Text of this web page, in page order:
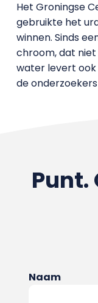
Het Groningse
gebruikte het
winnen. Sinds
chroom, dat
water levert
de
Punt.
Naam